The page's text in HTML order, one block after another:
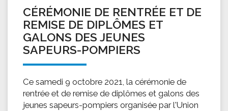
CÉRÉMONIE DE RENTRÉE ET DE
REMISE DE DIPLÔMES ET
GALONS DES JEUNES
SAPEURS-POMPIERS
Ce samedi 9 octobre 2021, la cérémonie de
rentrée et de remise de diplômes et galons des
jeunes sapeurs-pompiers organisée par l'Union